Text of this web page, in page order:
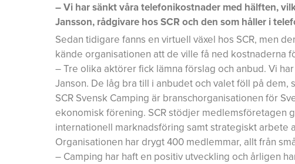
– Vi har sänkt våra telefonikostnader med hälften,
Jansson, rådgivare hos SCR och den som håller i
Sedan tidigare fanns en virtuell växel hos SCR, men
kände organisationen att de ville få ned kostnaderna
– Tre olika aktörer fick lämna förslag och anbud. Vi
Janson. De låg bra till i anbudet och valet föll på dem,
SCR Svensk Camping är branschorganisationen för
ekonomisk förening. SCR stödjer medlemsföretagen
internationell marknadsföring samt strategiskt arbete
Organisationen har drygt 400 medlemmar, allt från
– Camping har haft en positiv utveckling och årligen